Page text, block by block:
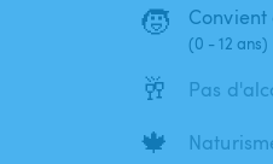
🧒
(0 - 12 ans)
🥂 Pas
🍁